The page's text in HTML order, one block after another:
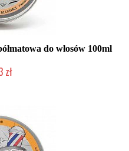
do włosów 100ml
zł